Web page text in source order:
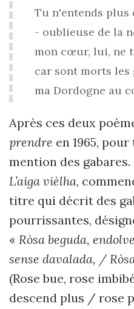
Tu n'entends plus
- oublieuse de la
mon cœur, lui, ne
car sont morts les
ma Dordogne au
Après ces deux
prendre en 1965,
mention des
L’aiga vièlha,
titre qui décrit des
pourrissantes,
« Ròsa beguda,
sense davalada, /
(Rose bue, rose
descend plus / rose